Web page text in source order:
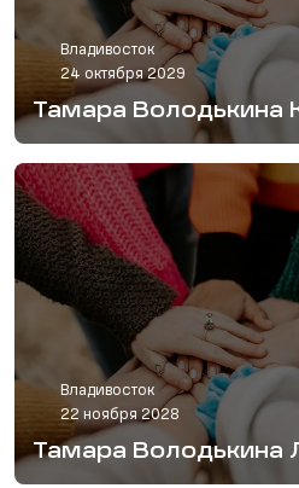
Владивосток
24 октября 2029
Тамара Володькина
Владивосток
22 ноября 2028
Тамара Володькина